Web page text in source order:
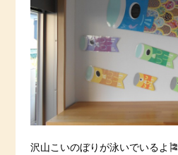
沢山こいのぼりが泳いでいるよ🎏